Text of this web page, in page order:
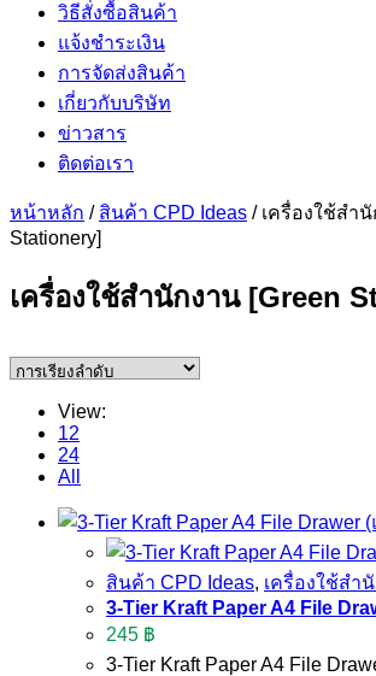
วิธีสั่งซื้อสินค้า
แจ้งชำระเงิน
การจัดส่งสินค้า
เกี่ยวกับบริษัท
ข่าวสาร
ติดต่อเรา
หน้าหลัก / สินค้า CPD Ideas / เครื่องใช้สำ
Stationery]
เครื่องใช้สำนักงาน [Green
View:
12
24
All
สินค้า CPD Ideas, เครื่องใช้สำ
3-Tier Kraft Paper A4 File
245 ฿
3-Tier Kraft Paper A4 File